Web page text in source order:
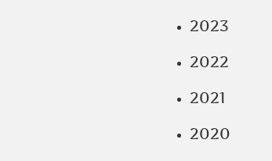
2023
2022
2021
2020